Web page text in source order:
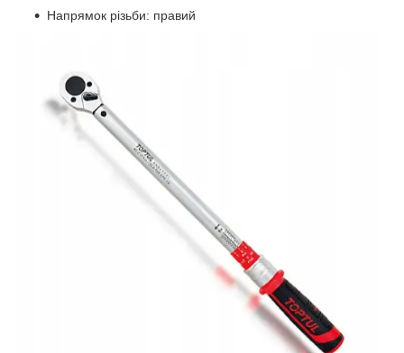
Напрямок різьби: правий